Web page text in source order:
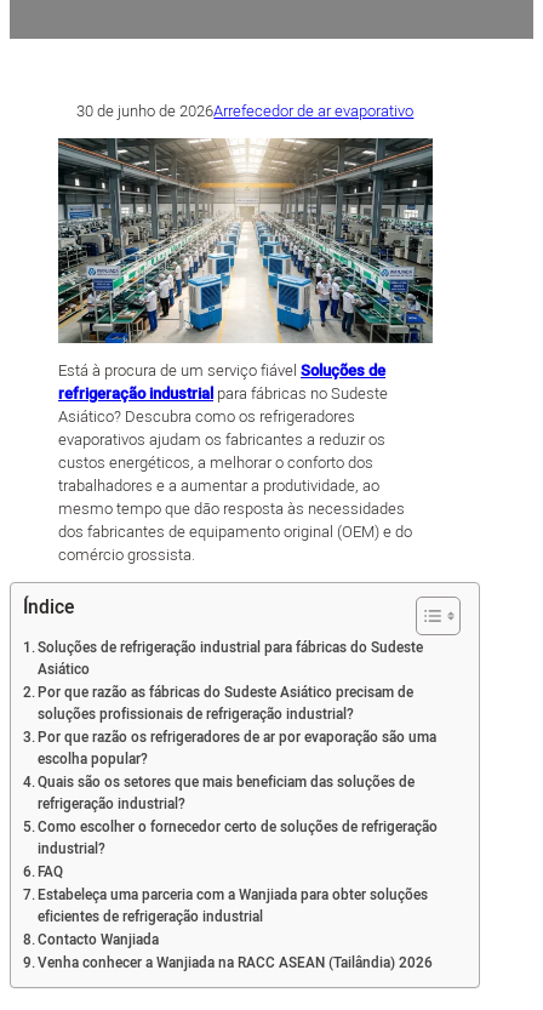
30 de junho de 2026Arrefecedor de ar evaporativo
Está à procura de um serviço fiável Soluções de
refrigeração industrial para fábricas no Sudeste
Asiático? Descubra como os refrigeradores
evaporativos ajudam os fabricantes a reduzir os
custos energéticos, a melhorar o conforto dos
trabalhadores e a aumentar a produtividade, ao
mesmo tempo que dão resposta às necessidades
dos fabricantes de equipamento original (OEM) e do
comércio grossista.
Índice
Soluções de refrigeração industrial para fábricas do Sudeste
Asiático
Por que razão as fábricas do Sudeste Asiático precisam de
soluções profissionais de refrigeração industrial?
Por que razão os refrigeradores de ar por evaporação são uma
escolha popular?
Quais são os setores que mais beneficiam das soluções de
refrigeração industrial?
Como escolher o fornecedor certo de soluções de refrigeração
industrial?
FAQ
Estabeleça uma parceria com a Wanjiada para obter soluções
eficientes de refrigeração industrial
Contacto Wanjiada
Venha conhecer a Wanjiada na RACC ASEAN (Tailândia) 2026